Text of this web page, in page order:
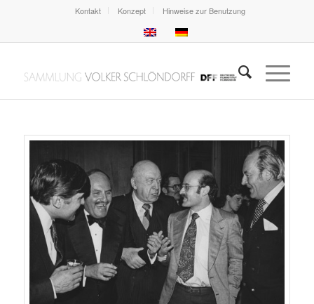
Kontakt Konzept Hinweise zur Benutzung